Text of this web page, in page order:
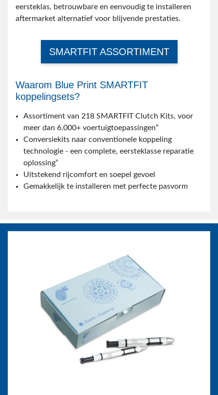
eersteklas, betrouwbare en eenvoudig te installeren
aftermarket alternatief voor blijvende prestaties.
SMARTFIT ASSORTIMENT
Waarom Blue Print SMARTFIT
koppelingsets?
Assortiment van 218 SMARTFIT Clutch Kits, voor
meer dan 6.000+ voertuigtoepassingen”
Conversiekits naar conventionele koppeling
technologie - een complete, eersteklasse reparatie
oplossing”
Uitstekend rijcomfort en soepel gevoel
Gemakkelijk te installeren met perfecte pasvorm